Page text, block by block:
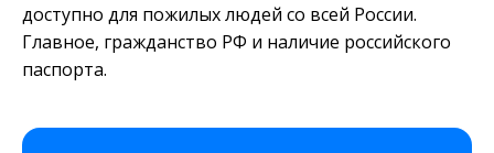
доступно для пожилых людей со всей России.
Главное, гражданство РФ и наличие российского
паспорта.